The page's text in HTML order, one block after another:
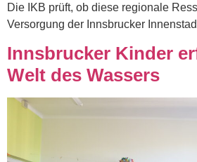
Die IKB prüft, ob diese regionale
Versorgung der Innsbrucker
Innsbrucker Kinder
Welt des Wassers